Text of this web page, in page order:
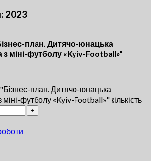
2023
план. Дитячо-юнацька
міні-футболу «Kyiv-Football»”
план. Дитячо-юнацька
футболу «Kyiv-Football»" кількість